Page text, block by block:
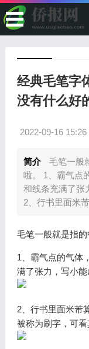
经典毛笔字
没有什么好
2022-09-16 15:26
简介
毛笔一般
啦。 1、霸气点
和线条充满了张
2、行书里面米
毛笔一般就是指的
1、霸气点的气体
满了张力，写小能
2、行书里面米芾
被称为刷字，可看